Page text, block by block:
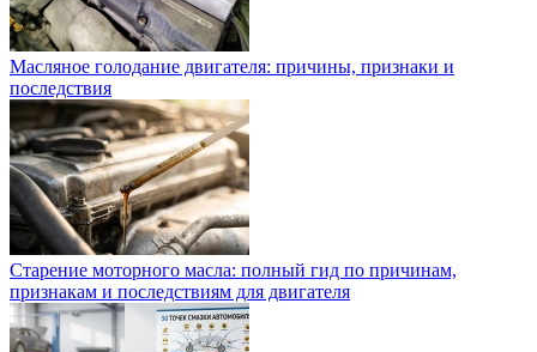
Масляное голодание двигателя: причины, признаки и
последствия
Старение моторного масла: полный гид по причинам,
признакам и последствиям для двигателя